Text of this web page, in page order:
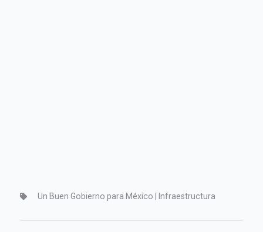
Un Buen Gobierno para México | Infraestructura